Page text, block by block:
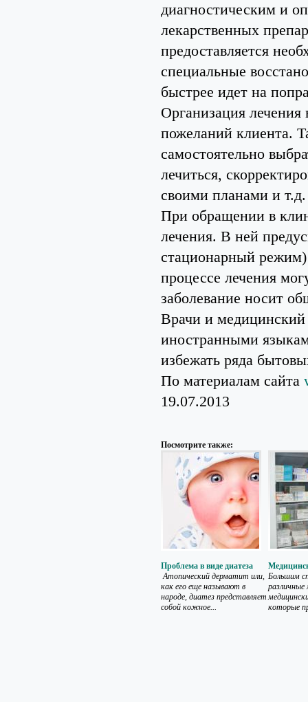
диагностическим и
лекарственных
предоставляется
специальные
быстрее идет на
Организация
пожеланий клиента.
самостоятельно
лечиться,
своими планами и т.д.
При обращении в
лечения. В ней
стационарный
процессе лечения
заболевание носит
Врачи и медицинский
иностранными
избежать ряда
По материалам сайта
19.07.2013
Посмотрите также:
Проблема в виде диатеза
Атопический дерматит или,
как его еще называют в
народе, диатез представляет
собой кожное...
Большим
различные
которые